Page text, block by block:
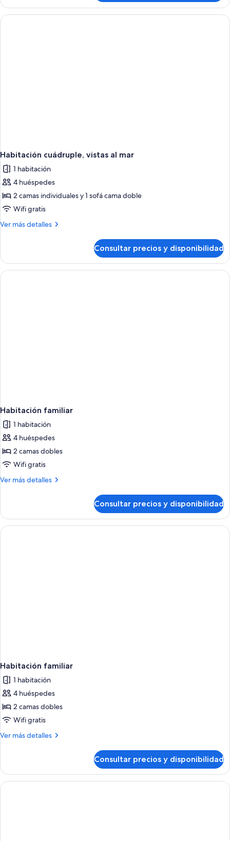
cuádruple
estándar
Habitación cuádruple, vistas al mar
1 habitación
4 huéspedes
2 camas individuales y 1 sofá cama doble
Wifi gratis
Ver más detalles
Más
cuádruple,
vistas
al
Consultar precios y disponibilidad
Habitación familiar
1 habitación
4 huéspedes
2 camas dobles
Wifi gratis
Ver más detalles
Más
familiar
Consultar precios y disponibilidad
Habitación familiar
1 habitación
4 huéspedes
2 camas dobles
Wifi gratis
Ver más detalles
Más
familiar
Consultar precios y disponibilidad